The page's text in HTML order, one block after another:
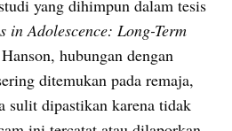
yang dihimpun dalam tesis
in Adolescence: Long-Term
hubungan dengan
ditemukan pada remaja,
sulit dipastikan karena tidak